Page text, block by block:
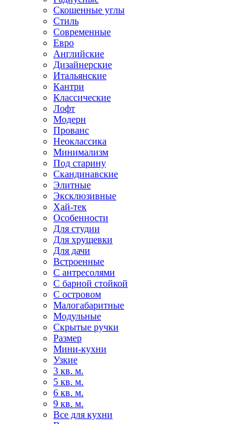
Скошенные углы
Стиль
Современные
Евро
Английские
Дизайнерские
Итальянские
Кантри
Классические
Лофт
Модерн
Прованс
Неоклассика
Минимализм
Под старину
Скандинавские
Элитные
Эксклюзивные
Хай-тек
Особенности
Для студии
Для хрущевки
Для дачи
Встроенные
С антресолями
С барной стойкой
С островом
Малогабаритные
Модульные
Скрытые ручки
Размер
Мини-кухни
Узкие
3 кв. м.
5 кв. м.
6 кв. м.
9 кв. м.
Все для кухни